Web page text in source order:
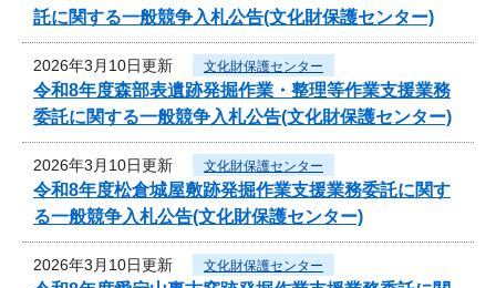
託に関する一般競争入札公告(文化財保護センター)
2026年3月10日更新 文化財保護センター
令和8年度森部表遺跡発掘作業・整理等作業支援業務
委託に関する一般競争入札公告(文化財保護センター)
2026年3月10日更新 文化財保護センター
令和8年度松倉城屋敷跡発掘作業支援業務委託に関す
る一般競争入札公告(文化財保護センター)
2026年3月10日更新 文化財保護センター